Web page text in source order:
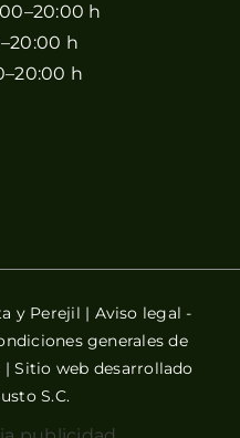
h
h
h
y Perejil | Aviso legal -
generales de
| Sitio web desarrollado
S.C.